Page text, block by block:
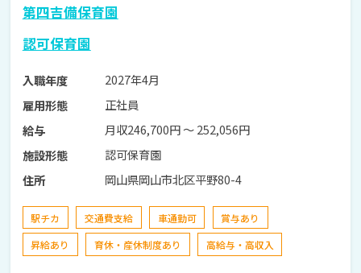
第四吉備保育園
認可保育園
入職年度
2027年4月
雇用形態
正社員
給与
月収246,700円 〜 252,056円
施設形態
認可保育園
住所
岡山県岡山市北区平野80-4
駅チカ 交通費支給 車通勤可
賞与あり
昇給あり
育休・産休制度あり 高給与・高収入